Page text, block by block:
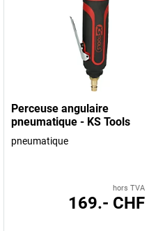
Perceuse angulaire
pneumatique - KS Tools
pneumatique
hors TVA
169.- CHF